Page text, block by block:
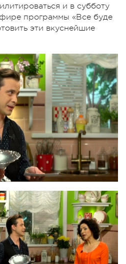
и в субботу
программы «Все буде
эти вкуснейшие